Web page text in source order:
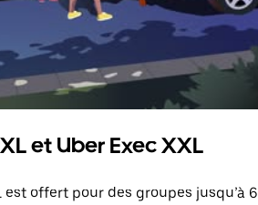
et Uber Exec XXL
est offert pour des groupes jusqu’à 6